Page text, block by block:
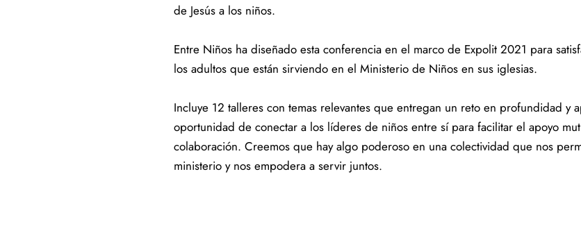
de Jesús a los niños.
Entre Niños ha diseñado esta conferencia en el marco de Expolit 2021 para
los adultos que están sirviendo en el Ministerio de Niños en sus iglesias.
Incluye 12 talleres con temas relevantes que entregan un reto en profundidad y
oportunidad de conectar a los líderes de niños entre sí para facilitar el apoyo
colaboración. Creemos que hay algo poderoso en una colectividad que nos
ministerio y nos empodera a servir juntos.